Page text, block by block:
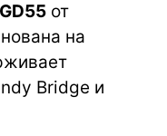
от
на
Bridge и